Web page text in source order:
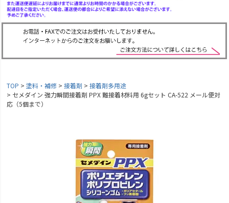
TOP 塗料・補修 接着剤
接着剤多用途
セメダイン 強力瞬間接着剤 PPX 難接着材料用 6gセット CA-522 メール便対
応（5個まで）